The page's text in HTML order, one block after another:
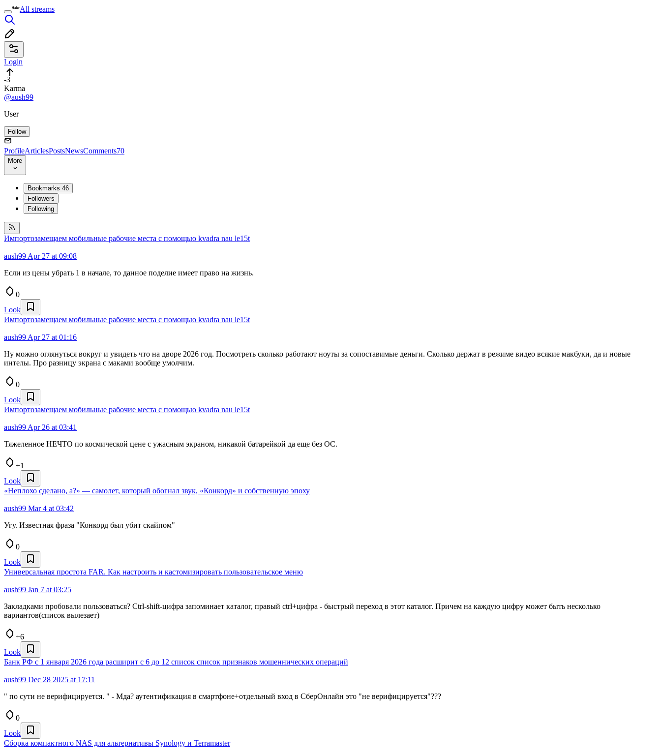
All streams
Login
-3
Karma
@aush99
User
Follow
ProfileArticlesPostsNewsComments70
More
Bookmarks 46
Followers
Following
Импортозамещаем мобильные рабочие места с помощью kvadra nau le15t
aush99 Apr 27 at 09:08
Если из цены убрать 1 в начале, то данное поделие имеет право на жизнь.
0
Look
Импортозамещаем мобильные рабочие места с помощью kvadra nau le15t
aush99 Apr 27 at 01:16
Ну можно оглянуться вокруг и увидеть что на дворе 2026 год. Посмотреть сколько работают ноуты за сопоставимые деньги. Сколько держат в режиме видео всякие макбуки, да и новые
интелы. Про разницу экрана с маками вообще умолчим.
0
Look
Импортозамещаем мобильные рабочие места с помощью kvadra nau le15t
aush99 Apr 26 at 03:41
Тяжеленное НЕЧТО по космической цене с ужасным экраном, никакой батарейкой да еще без ОС.
+1
Look
«Неплохо сделано, а?» — самолет, который обогнал звук, «Конкорд» и собственную эпоху
aush99 Mar 4 at 03:42
Угу. Известная фраза "Конкорд был убит скайпом"
0
Look
Универсальная простота FAR. Как настроить и кастомизировать пользовательское меню
aush99 Jan 7 at 03:25
Закладками пробовали пользоваться? Ctrl-shift-цифра запоминает каталог, правый ctrl+цифра - быстрый переход в этот каталог. Причем на каждую цифру может быть несколько
вариантов(список вылезает)
+6
Look
Банк РФ с 1 января 2026 года расширит с 6 до 12 список список признаков мошеннических операций
aush99 Dec 28 2025 at 17:11
" по сути не верифицируется. " - Мда? аутентификация в смартфоне+отдельный вход в СберОнлайн это "не верифицируется"???
0
Look
Сборка компактного NAS для альтернативы Synology и Terramaster